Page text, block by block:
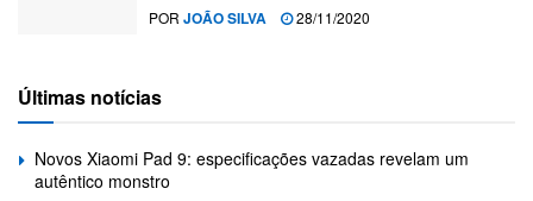
POR JOÃO SILVA 28/11/2020
Últimas notícias
Novos Xiaomi Pad 9: especificações vazadas revelam um
autêntico monstro